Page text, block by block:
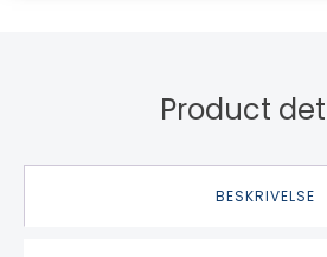
Product
BESKRIVELSE